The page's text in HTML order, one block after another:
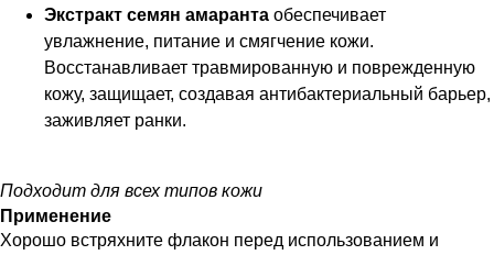
Экстракт семян амаранта обеспечивает
увлажнение, питание и смягчение кожи.
Восстанавливает травмированную и поврежденную
кожу, защищает, создавая антибактериальный барьер,
заживляет ранки.
Подходит для всех типов кожи
Применение
Хорошо встряхните флакон перед использованием и